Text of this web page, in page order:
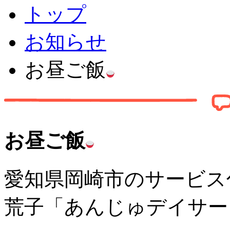
トップ
お知らせ
お昼ご飯
お昼ご飯
愛知県岡崎市のサービ
荒子「あんじゅデイサ